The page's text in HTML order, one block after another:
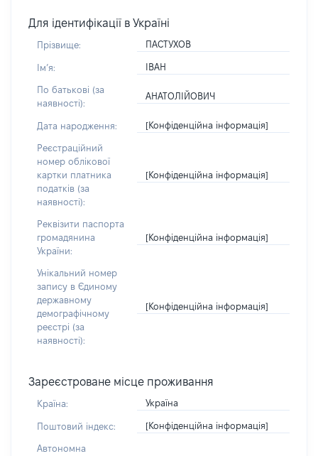
Для ідентифікації в Україні
Прізвище: ПАСТУХОВ
Імʼя: ІВАН
По батькові (за
наявності):
АНАТОЛІЙОВИЧ
Дата народження: [Конфіденційна інформація]
Реєстраційний
номер облікової
картки платника
податків (за
наявності):
[Конфіденційна інформація]
Реквізити паспорта
громадянина
України:
[Конфіденційна інформація]
Унікальний номер
запису в Єдиному
державному
демографічному
реєстрі (за
наявності):
[Конфіденційна інформація]
Зареєстроване місце проживання
Країна: Україна
Поштовий індекс: [Конфіденційна інформація]
Автономна